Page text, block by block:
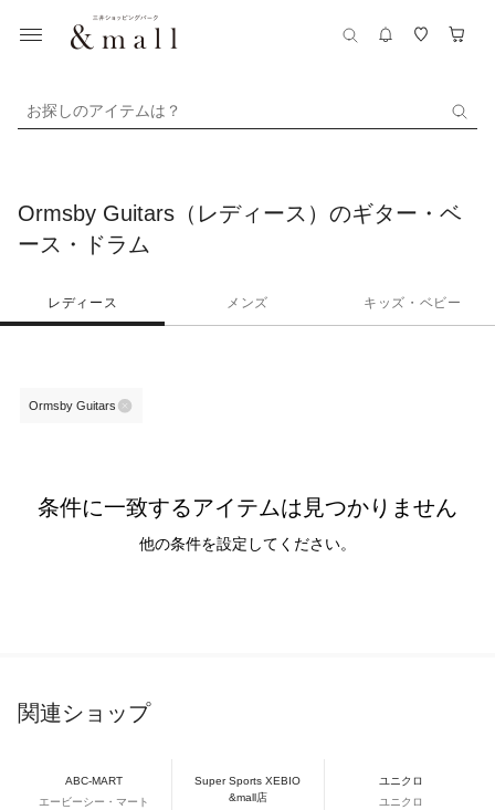
お探しのアイテムは？
Ormsby Guitars（レディース）のギター・ベ
ース・ドラム
レディース メンズ キッズ・ベビー
Ormsby Guitars
条件に一致するアイテムは見つかりません
他の条件を設定してください。
関連ショップ
ABC-MART
エービーシー・マート
Super Sports XEBIO
&mall店
ユニクロ
ユニクロ